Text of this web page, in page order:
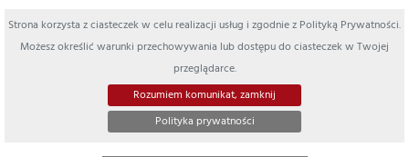
Strona korzysta z ciasteczek w celu realizacji usług i zgodnie z Polityką Prywatności.
Możesz określić warunki przechowywania lub dostępu do ciasteczek w Twojej
przeglądarce.
Rozumiem komunikat, zamknij
Polityka prywatności